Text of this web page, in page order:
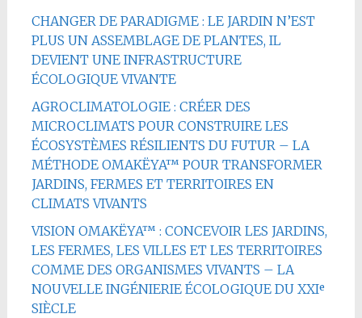
CHANGER DE PARADIGME : LE JARDIN N’EST
PLUS UN ASSEMBLAGE DE PLANTES, IL
DEVIENT UNE INFRASTRUCTURE
ÉCOLOGIQUE VIVANTE
AGROCLIMATOLOGIE : CRÉER DES
MICROCLIMATS POUR CONSTRUIRE LES
ÉCOSYSTÈMES RÉSILIENTS DU FUTUR – LA
MÉTHODE OMAKËYA™ POUR TRANSFORMER
JARDINS, FERMES ET TERRITOIRES EN
CLIMATS VIVANTS
VISION OMAKËYA™ : CONCEVOIR LES JARDINS,
LES FERMES, LES VILLES ET LES TERRITOIRES
COMME DES ORGANISMES VIVANTS – LA
NOUVELLE INGÉNIERIE ÉCOLOGIQUE DU XXIᵉ
SIÈCLE